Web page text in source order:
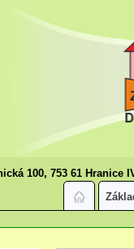
100, 753 61 Hranice